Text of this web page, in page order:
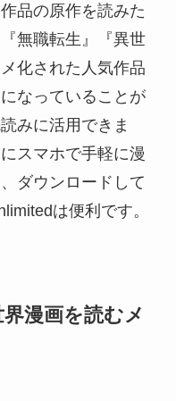
品の原作を読みた
無職転生』『異世
化された人気作品
なっていることが
みに活用できま
スマホで手軽に漫
ダウンロードして
は便利です。
漫画を読むメ